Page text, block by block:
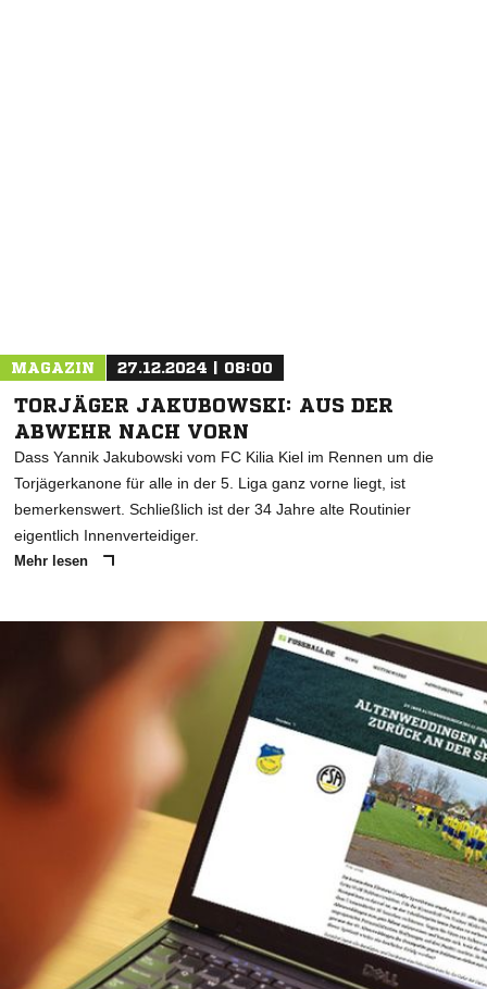
MAGAZIN 27.12.2024 | 08:00
TORJÄGER JAKUBOWSKI: AUS DER
ABWEHR NACH VORN
Dass Yannik Jakubowski vom FC Kilia Kiel im Rennen um die
Torjägerkanone für alle in der 5. Liga ganz vorne liegt, ist
bemerkenswert. Schließlich ist der 34 Jahre alte Routinier
eigentlich Innenverteidiger.
Mehr lesen